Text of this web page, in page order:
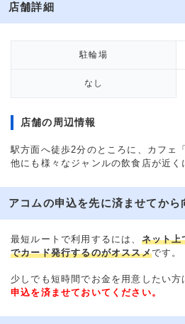
店舗詳細
駐輪場
なし
店舗の周辺情報
駅方面へ徒歩2分のところに、カフェ
他にも様々なジャンルの飲食店が近く
アコムの申込を先に済ませてから
最短ルートで利用するには、 ネット上
でカード発行するのがオススメです。
少しでも短時間でお金を用意したい方
申込を済ませておいてください。